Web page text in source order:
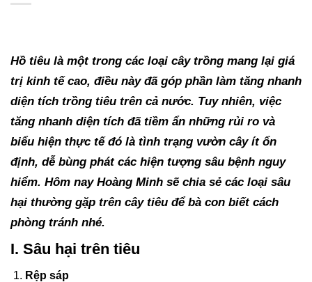
Hồ tiêu là một trong các loại cây trồng mang lại giá
trị kinh tế cao, điều này đã góp phần làm tăng nhanh
diện tích trồng tiêu trên cả nước. Tuy nhiên, việc
tăng nhanh diện tích đã tiềm ẩn những rủi ro và
biểu hiện thực tế đó là tình trạng vườn cây ít ổn
định, dễ bùng phát các hiện tượng sâu bệnh nguy
hiểm. Hôm nay Hoàng Minh sẽ chia sẻ các loại sâu
hại thường gặp trên cây tiêu để bà con biết cách
phòng tránh nhé.
I. Sâu hại trên tiêu
Rệp sáp